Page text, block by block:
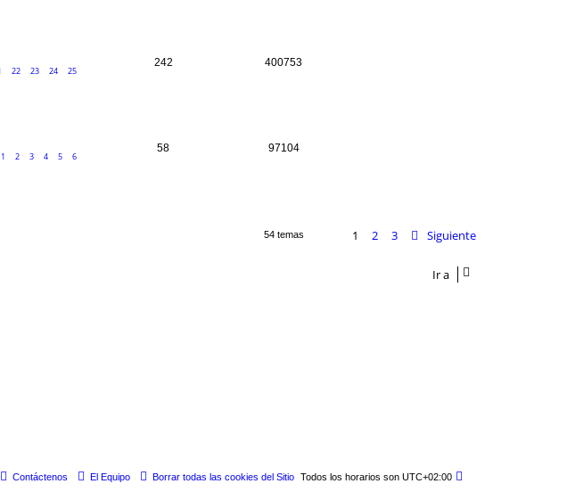
22 23 24 25
242 400753
1 2 3 4 5 6
58 97104
54 temas 1 2 3 Siguiente
Ir a
Todos los horarios son UTC+02:00
Borrar todas las cookies del Sitio
El Equipo
Contáctenos